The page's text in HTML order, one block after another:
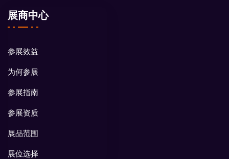
展商中心
参展效益
为何参展
参展指南
参展资质
展品范围
展位选择